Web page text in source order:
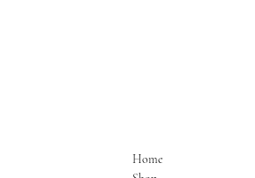
Home